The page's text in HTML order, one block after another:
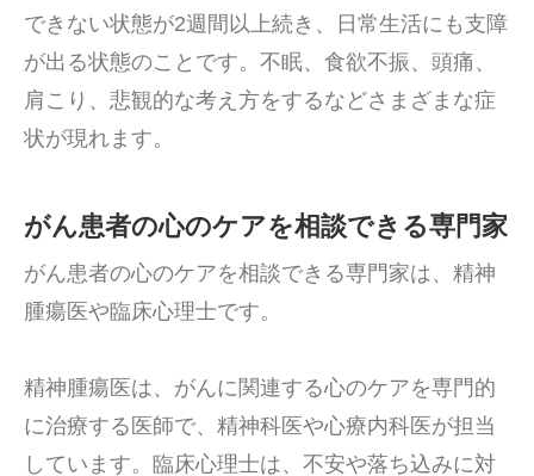
できない状態が2週間以上続き、日常生活にも支障
が出る状態のことです。不眠、食欲不振、頭痛、
肩こり、悲観的な考え方をするなどさまざまな症
状が現れます。
がん患者の心のケアを相談できる専門家
がん患者の心のケアを相談できる専門家は、精神
腫瘍医や臨床心理士です。
精神腫瘍医は、がんに関連する心のケアを専門的
に治療する医師で、精神科医や心療内科医が担当
しています。臨床心理士は、不安や落ち込みに対